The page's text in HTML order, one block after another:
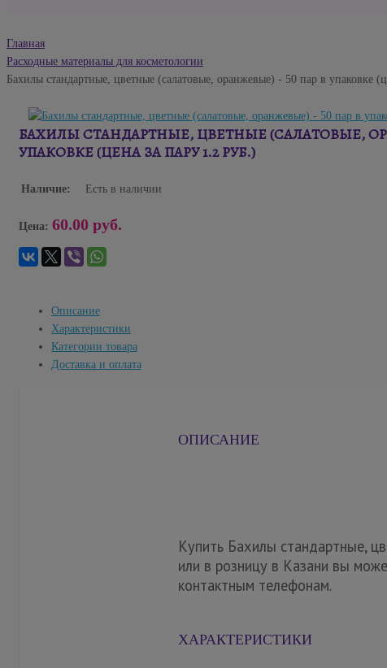
Главная
Расходные материалы для косметологии
Бахилы стандартные, цветные (салатовые, оранжевые) - 50 пар в упаковке
БАХИЛЫ СТАНДАРТНЫЕ, ЦВЕТНЫЕ (САЛАТОВЫЕ,
УПАКОВКЕ (ЦЕНА ЗА ПАРУ 1.2 РУБ.)
Наличие: Есть в наличии
Цена: 60.00 руб.
Описание
Характеристики
Категории товара
Доставка и оплата
ОПИСАНИЕ
Купить Бахилы стандартные,
или в розницу в Казани вы
контактным телефонам.
ХАРАКТЕРИСТИКИ